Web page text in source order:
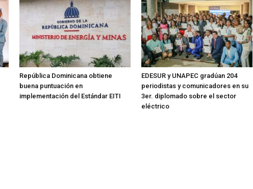
República Dominicana obtiene
buena puntuación en
implementación del Estándar EITI
EDESUR y UNAPEC gradúan 204
periodistas y comunicadores en su
3er. diplomado sobre el sector
eléctrico